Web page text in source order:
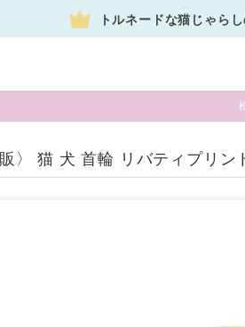
トルネードな猫じゃら
販〉 猫 犬 首輪 リバティプリ